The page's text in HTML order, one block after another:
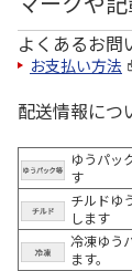
よくあるお問
お支払い方法
配送情報につ
ゆうパッ
す
チルドゆ
します
冷凍ゆう
ます。